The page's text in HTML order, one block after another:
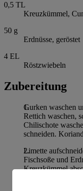
0,5 TL
Kreuzkümmel,
50 g
Erdnüsse, geröstet
4 EL
Röstzwiebeln
Zubereitung
Gurken waschen
Rettich waschen,
Chilischote
schneiden.
Limette
Fischsoße und
Kreuzkümmel
Die Salatzutaten